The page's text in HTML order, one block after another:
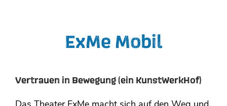
ExMe Mobil
Vertrauen in Bewegung (ein KunstWerkHof)